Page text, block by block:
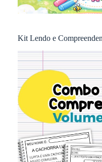
Kit Lendo e